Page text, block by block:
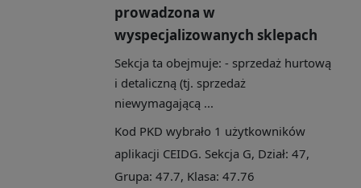
prowadzona w
wyspecjalizowanych sklepach
Sekcja ta obejmuje: - sprzedaż hurtową
i detaliczną (tj. sprzedaż
niewymagającą ...
Kod PKD wybrało 1 użytkowników
aplikacji CEIDG. Sekcja G, Dział: 47,
Grupa: 47.7, Klasa: 47.76